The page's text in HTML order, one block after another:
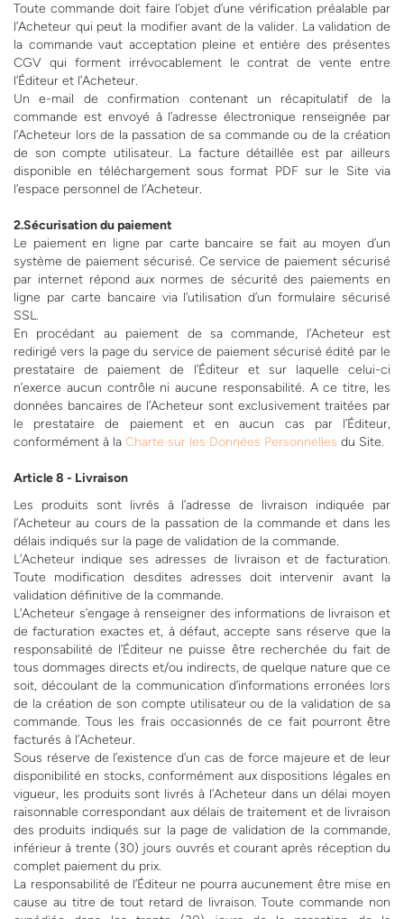
Toute commande doit faire l’objet d’une vérification préalable par
l’Acheteur qui peut la modifier avant de la valider. La validation de
la commande vaut acceptation pleine et entière des présentes
CGV qui forment irrévocablement le contrat de vente entre
l’Éditeur et l’Acheteur.
Un e-mail de confirmation contenant un récapitulatif de la
commande est envoyé à l’adresse électronique renseignée par
l’Acheteur lors de la passation de sa commande ou de la création
de son compte utilisateur. La facture détaillée est par ailleurs
disponible en téléchargement sous format PDF sur le Site via
l’espace personnel de l’Acheteur.
2.Sécurisation du paiement
Le paiement en ligne par carte bancaire se fait au moyen d’un
système de paiement sécurisé. Ce service de paiement sécurisé
par internet répond aux normes de sécurité des paiements en
ligne par carte bancaire via l’utilisation d’un formulaire sécurisé
SSL.
En procédant au paiement de sa commande, l’Acheteur est
redirigé vers la page du service de paiement sécurisé édité par le
prestataire de paiement de l’Éditeur et sur laquelle celui-ci
n’exerce aucun contrôle ni aucune responsabilité. A ce titre, les
données bancaires de l’Acheteur sont exclusivement traitées par
le prestataire de paiement et en aucun cas par l’Éditeur,
conformément à la Charte sur les Données Personnelles du Site.
Article 8 - Livraison
Les produits sont livrés à l’adresse de livraison indiquée par
l’Acheteur au cours de la passation de la commande et dans les
délais indiqués sur la page de validation de la commande.
L’Acheteur indique ses adresses de livraison et de facturation.
Toute modification desdites adresses doit intervenir avant la
validation définitive de la commande.
L’Acheteur s’engage à renseigner des informations de livraison et
de facturation exactes et, à défaut, accepte sans réserve que la
responsabilité de l’Éditeur ne puisse être recherchée du fait de
tous dommages directs et/ou indirects, de quelque nature que ce
soit, découlant de la communication d’informations erronées lors
de la création de son compte utilisateur ou de la validation de sa
commande. Tous les frais occasionnés de ce fait pourront être
facturés à l’Acheteur.
Sous réserve de l’existence d’un cas de force majeure et de leur
disponibilité en stocks, conformément aux dispositions légales en
vigueur, les produits sont livrés à l’Acheteur dans un délai moyen
raisonnable correspondant aux délais de traitement et de livraison
des produits indiqués sur la page de validation de la commande,
inférieur à trente (30) jours ouvrés et courant après réception du
complet paiement du prix.
La responsabilité de l’Éditeur ne pourra aucunement être mise en
cause au titre de tout retard de livraison. Toute commande non